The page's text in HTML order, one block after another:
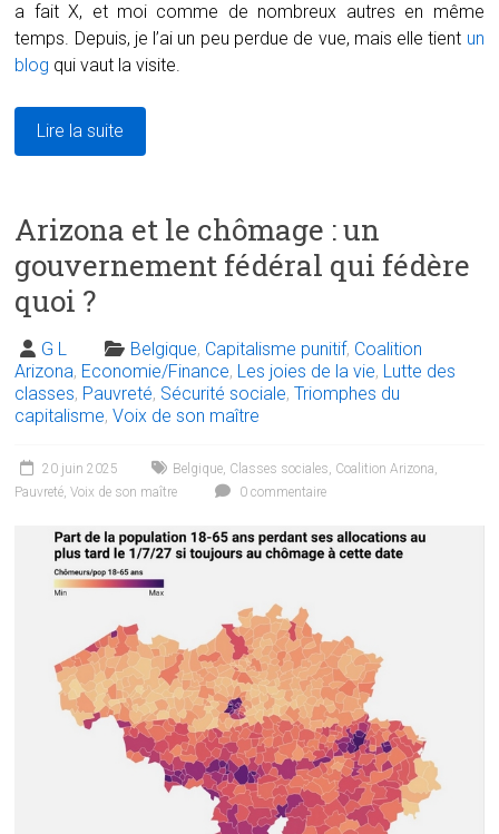
a fait X, et moi comme de nombreux autres en même
temps. Depuis, je l’ai un peu perdue de vue, mais elle tient un
blog qui vaut la visite.
Lire la suite
Arizona et le chômage : un
gouvernement fédéral qui fédère
quoi ?
G L Belgique, Capitalisme punitif, Coalition
Arizona, Economie/Finance, Les joies de la vie, Lutte des
classes, Pauvreté, Sécurité sociale,Triomphes du
capitalisme,Voix de son maître
20 juin 2025 Belgique, Classes sociales, Coalition Arizona,
Pauvreté,Voix de son maître 0 commentaire